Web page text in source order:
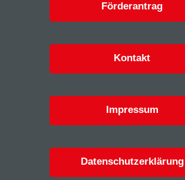
Förderantrag
Kontakt
Impressum
Datenschutzerklärung